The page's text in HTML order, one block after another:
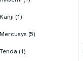
Kanji (1)
Mercusys (5)
Tenda (1)